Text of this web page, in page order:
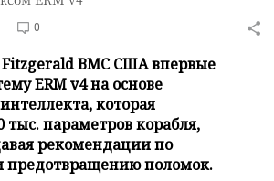
0
Fitzgerald ВМС США впервые
ERM v4 на основе
которая
тыс. параметров корабля,
рекомендации по
предотвращению поломок.